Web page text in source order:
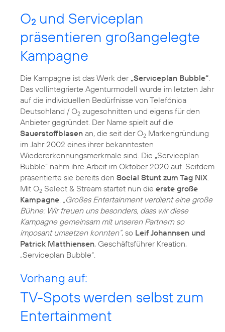
O2 und Serviceplan
präsentieren großangelegte
Kampagne
Die Kampagne ist das Werk der „Serviceplan Bubble“
Das vollintegrierte Agenturmodell wurde im letzten Jahr
auf die individuellen Bedürfnisse von Telefónica
Deutschland / O2 zugeschnitten und eigens für den
Anbieter gegründet. Der Name spielt auf die
Sauerstoffblasen an, die seit der O2 Markengründung
im Jahr 2002 eines ihrer bekanntesten
Wiedererkennungsmerkmale sind. Die „Serviceplan
Bubble“ nahm ihre Arbeit im Oktober 2020 auf. Seitdem
präsentierte sie bereits den Social Stunt zum Tag NiX
Mit O2 Select & Stream startet nun die erste große
Kampagne
„Großes Entertainment verdient eine große
Bühne: Wir freuen uns besonders, dass wir diese
Kampagne gemeinsam mit unseren Partnern so
imposant umsetzen konnten“, so Leif Johannsen und
Patrick Matthiensen, Geschäftsführer Kreation,
„Serviceplan Bubble“.
Vorhang auf:
TV-Spots werden selbst zum
Entertainment